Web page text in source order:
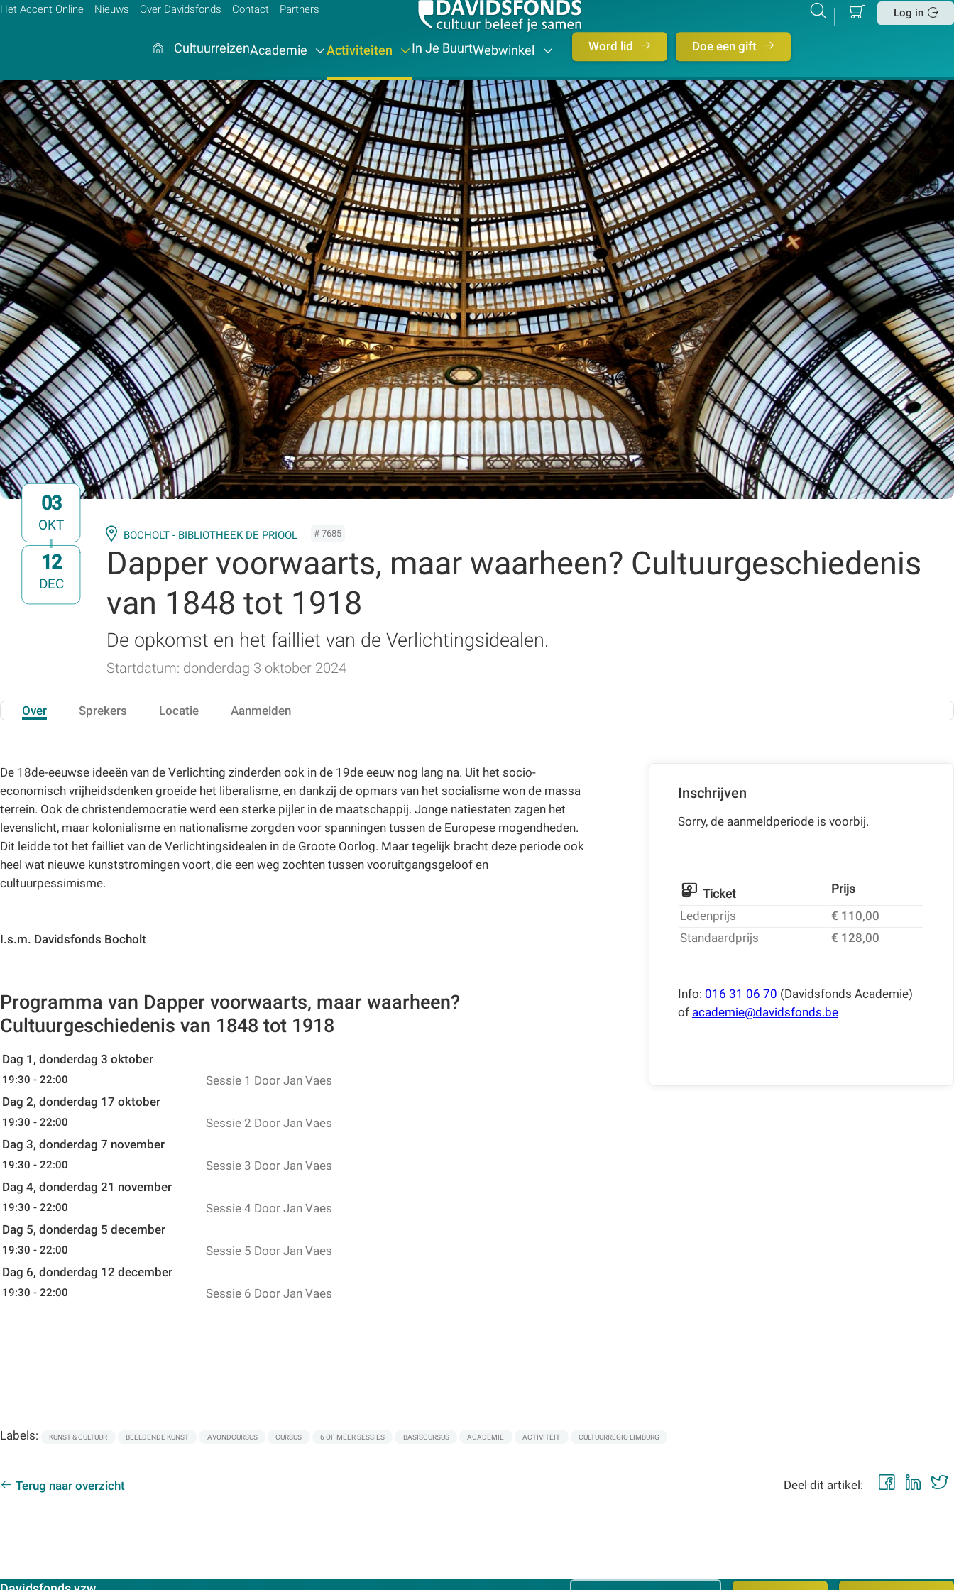
Het Accent Online Nieuws Over Davidsfonds Contact Partners Zoeken
Mijn
winkelmand
BetalenLog in
CultuurreizenAcademie Activiteiten In Je BuurtWebwinkel Word lid Doe een gift
03
OKT
t/m
12
DEC
BOCHOLT - BIBLIOTHEEK DE PRIOOL # 7685
Dapper voorwaarts, maar waarheen? Cultuurgeschiedenis
van 1848 tot 1918
De opkomst en het failliet van de Verlichtingsidealen.
Startdatum: donderdag 3 oktober 2024
Over Sprekers Locatie Aanmelden
De 18de-eeuwse ideeën van de Verlichting zinderden ook in de 19de eeuw nog lang na. Uit het socio-
economisch vrijheidsdenken groeide het liberalisme, en dankzij de opmars van het socialisme won de massa
terrein. Ook de christendemocratie werd een sterke pijler in de maatschappij. Jonge natiestaten zagen het
levenslicht, maar kolonialisme en nationalisme zorgden voor spanningen tussen de Europese mogendheden.
Dit leidde tot het failliet van de Verlichtingsidealen in de Groote Oorlog. Maar tegelijk bracht deze periode ook
heel wat nieuwe kunststromingen voort, die een weg zochten tussen vooruitgangsgeloof en
cultuurpessimisme.
I.s.m. Davidsfonds Bocholt
Programma van Dapper voorwaarts, maar waarheen?
Cultuurgeschiedenis van 1848 tot 1918
Dag 1, donderdag 3 oktober
19:30 - 22:00 Sessie 1 Door Jan Vaes
Dag 2, donderdag 17 oktober
19:30 - 22:00 Sessie 2 Door Jan Vaes
Dag 3, donderdag 7 november
19:30 - 22:00 Sessie 3 Door Jan Vaes
Dag 4, donderdag 21 november
19:30 - 22:00 Sessie 4 Door Jan Vaes
Dag 5, donderdag 5 december
19:30 - 22:00 Sessie 5 Door Jan Vaes
Dag 6, donderdag 12 december
19:30 - 22:00 Sessie 6 Door Jan Vaes
Inschrijven
Sorry, de aanmeldperiode is voorbij.
Ticket
Prijs
Ledenprijs
€ 110,00
Standaardprijs
€ 128,00
Info: 016 31 06 70 (Davidsfonds Academie)
of academie@davidsfonds.be
Labels: KUNST & CULTUUR BEELDENDE KUNST AVONDCURSUS CURSUS 6 OF MEER SESSIES BASISCURSUS ACADEMIE ACTIVITEIT CULTUURREGIO LIMBURG
Terug naar overzicht Deel dit artikel:
Contactpersoon:
Zoek:
Zoeken